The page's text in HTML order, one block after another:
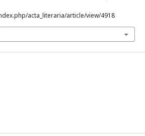
acta_literaria/article/view/4918